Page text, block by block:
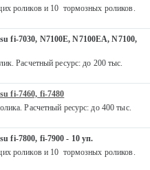
роликов и 10 тормозных роликов.
fi-7030, N7100E, N7100EA, N7100,
Расчетный ресурс: до 200 тыс.
fi-7460, fi-7480
Расчетный ресурс: до 400 тыс.
fi-7800, fi-7900 - 10 уп.
роликов и 10 тормозных роликов.